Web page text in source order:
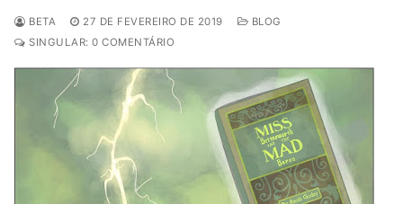
BETA 27 DE FEVEREIRO DE 2019
BLOG
SINGULAR: 0 COMENTÁRIO